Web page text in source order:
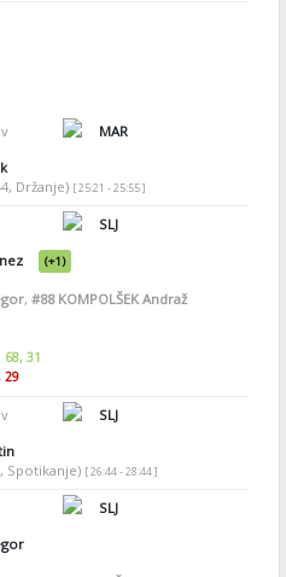
MAR
Držanje) [ 25:21 - 25:55 ]
SLJ
(+1)
, #88KOMPOLŠEK Andraž
68, 31
29
SLJ
Spotikanje) [ 26:44 - 28:44 ]
SLJ